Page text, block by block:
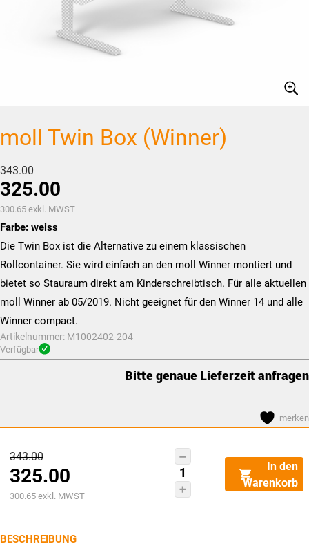
moll Twin Box (Winner)
343.00Ursprünglicher
Preis
war:
CHF343.00
325.00
Aktueller
Preis
ist:
CHF325.00.
300.65 exkl. MWST
Farbe: weiss
Die Twin Box ist die Alternative zu einem klassischen
Rollcontainer. Sie wird einfach an den moll Winner montiert und
bietet so Stauraum direkt am Kinderschreibtisch. Für alle aktuellen
moll Winner ab 05/2019. Nicht geeignet für den Winner 14 und alle
Winner compact.
Artikelnummer: M1002402-204
Verfügbar
Bitte genaue Lieferzeit anfragen
merken
343.00Ursprünglicher
Preis
war:
325.00
Aktueller
ist:
300.65 exkl. MWST
moll
Twin
Box
In den
Warenkorb
BESCHREIBUNG